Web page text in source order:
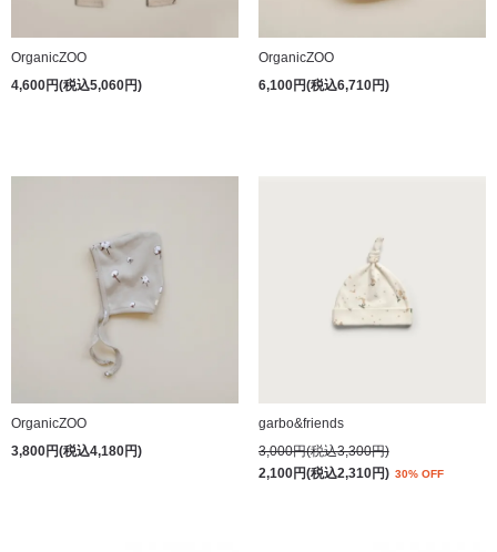
OrganicZOO
4,600円(税込5,060円)
OrganicZOO
6,100円(税込6,710円)
OrganicZOO
3,800円(税込4,180円)
garbo&friends
3,000円(税込3,300円)
2,100円(税込2,310円) 30% OFF